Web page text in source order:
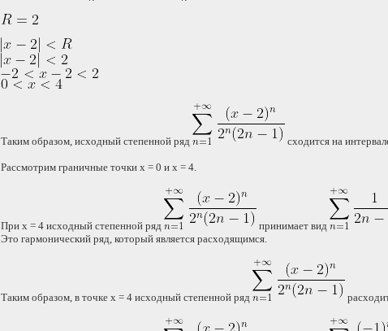
Таким образом, исходный степенной ряд сходится на
Рассмотрим граничные точки x = 0 и x = 4.
При x = 4 исходный степенной ряд
принимает вид
Это гармонический ряд, который является расходящимся.
Таким образом, в точке x = 4 исходный степенной ряд